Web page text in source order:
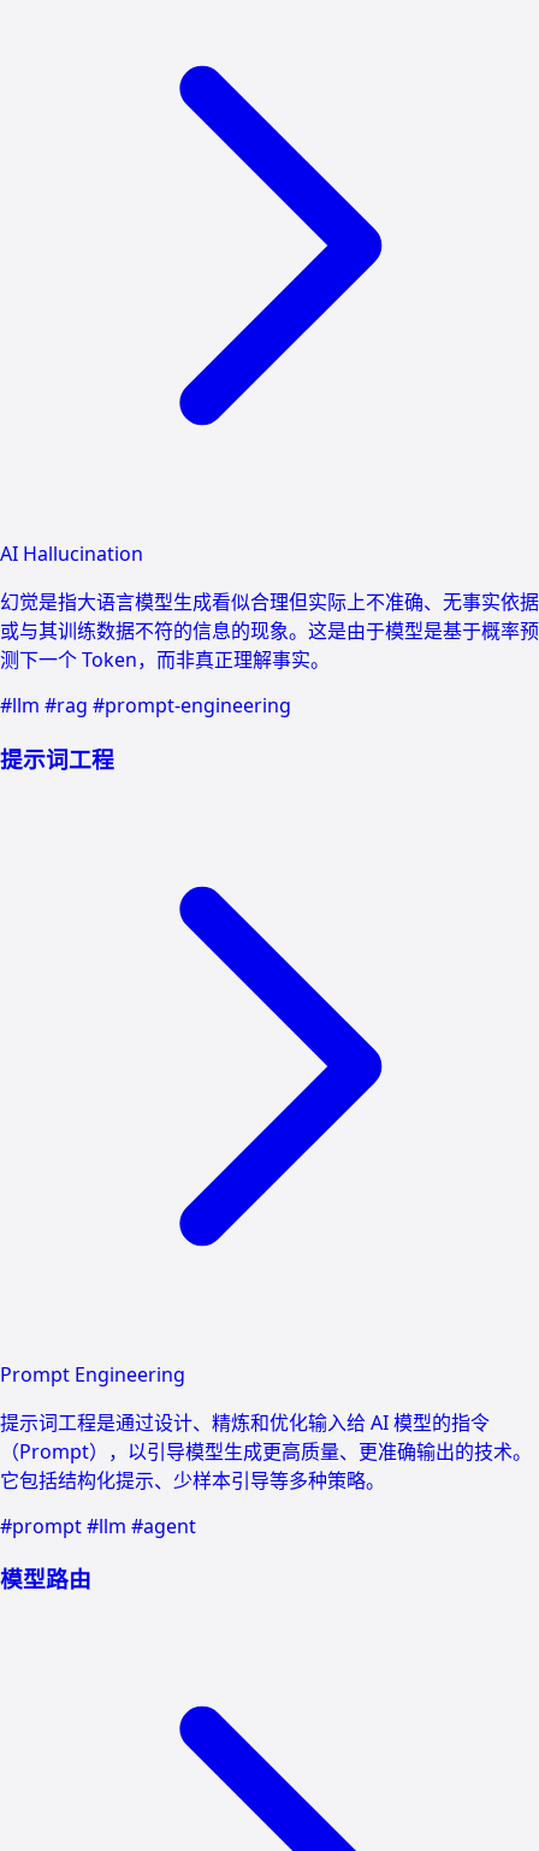
AI Hallucination
幻觉是指大语言模型生成看似合理但实际上不准确、无事实依据
或与其训练数据不符的信息的现象。这是由于模型是基于概率预
测下一个 Token，而非真正理解事实。
#llm #rag #prompt-engineering
提示词工程
Prompt Engineering
提示词工程是通过设计、精炼和优化输入给 AI 模型的指令
（Prompt），以引导模型生成更高质量、更准确输出的技术。
它包括结构化提示、少样本引导等多种策略。
#prompt#llm #agent
模型路由